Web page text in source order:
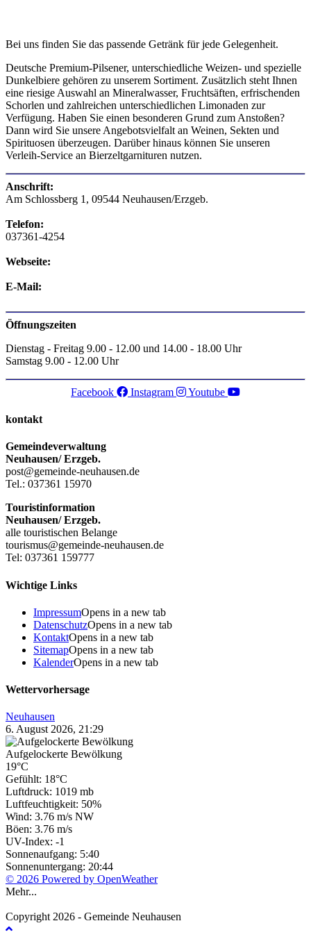
Bei uns finden Sie das passende Getränk für jede Gelegenheit.
Deutsche Premium-Pilsener, unterschiedliche Weizen- und spezielle
Dunkelbiere gehören zu unserem Sortiment. Zusätzlich steht Ihnen
eine riesige Auswahl an Mineralwasser, Fruchtsäften, erfrischenden
Schorlen und zahlreichen unterschiedlichen Limonaden zur
Verfügung. Haben Sie einen besonderen Grund zum Anstoßen?
Dann wird Sie unsere Angebotsvielfalt an Weinen, Sekten und
Spirituosen überzeugen. Darüber hinaus können Sie unseren
Verleih-Service an Bierzeltgarnituren nutzen.
Anschrift:
Am Schlossberg 1, 09544 Neuhausen/Erzgeb.
Telefon:
037361-4254
Webseite:
E-Mail:
Öffnungszeiten
Dienstag - Freitag 9.00 - 12.00 und 14.00 - 18.00 Uhr
Samstag 9.00 - 12.00 Uhr
Facebook Instagram Youtube
kontakt
Gemeindeverwaltung
Neuhausen/ Erzgeb.
post@gemeinde-neuhausen.de
Tel.: 037361 15970
Touristinformation
Neuhausen/ Erzgeb.
alle touristischen Belange
tourismus@gemeinde-neuhausen.de
Tel: 037361 159777
Wichtige Links
ImpressumOpens in a new tab
DatenschutzOpens in a new tab
KontaktOpens in a new tab
SitemapOpens in a new tab
KalenderOpens in a new tab
Wettervorhersage
Neuhausen
6. August 2026, 21:29
Aufgelockerte Bewölkung
19°C
Gefühlt: 18°C
Luftdruck: 1019 mb
Luftfeuchtigkeit: 50%
Wind: 3.76 m/s NW
Böen: 3.76 m/s
UV-Index: -1
Sonnenaufgang: 5:40
Sonnenuntergang: 20:44
© 2026 Powered by OpenWeather
Mehr...
Copyright 2026 - Gemeinde Neuhausen